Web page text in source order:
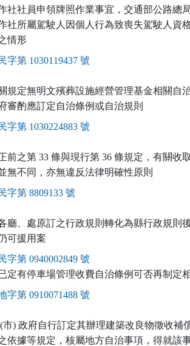
社社員申領牌照作業事宜，交通部公路總
社所屬駕駛人因個人行為致喪失駕駛人資
情形
字第 1030119437 號
規定無明文殯葬設施經營管理基金相關自
審酌應訂定自治條例或自治規則
字第 1030224883 號
前之第 33 條與現行第 36 條規定，有關收
無不同，亦無違反法律明確性原則
字第 8809133 號
廳、處原訂之行政規則轉化為縣行政規則
可援用案
字第 0940002849 號
定有停車場管理收費自治條例可否再制定
字第 0910071488 號
) 政府自行訂定其辦理建築改良物徵收補
依據等規定，核屬地方自治事項，得就該